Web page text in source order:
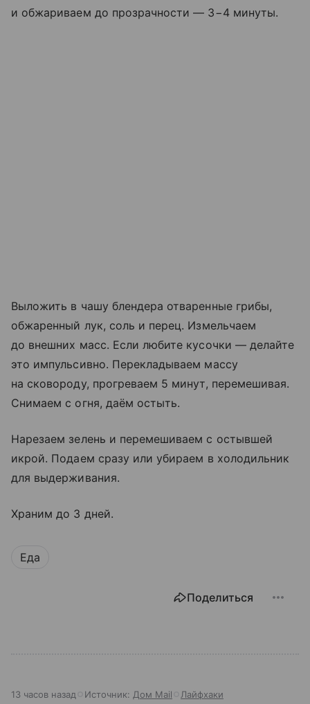
и обжариваем до прозрачности — 3−4 минуты.
Выложить в чашу блендера отваренные грибы,
обжаренный лук, соль и перец. Измельчаем
до внешних масс. Если любите кусочки — делайте
это импульсивно. Перекладываем массу
на сковороду, прогреваем 5 минут, перемешивая.
Снимаем с огня, даём остыть.
Нарезаем зелень и перемешиваем с остывшей
икрой. Подаем сразу или убираем в холодильник
для выдерживания.
Храним до 3 дней.
Еда
Поделиться
13 часов назад Источник: Дом Mail Лайфхаки